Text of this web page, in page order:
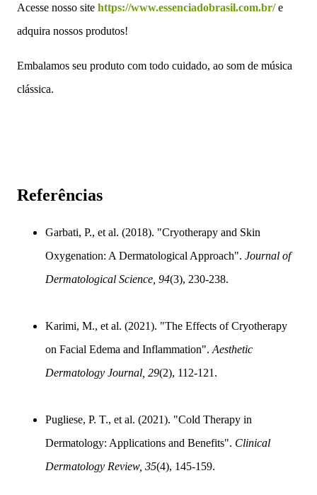
Acesse nosso site https://www.essenciadobrasil.com.br/e
adquira nossos produtos!
Embalamos seu produto com todo cuidado, ao som de música
clássica.
Referências
Garbati, P., et al. (2018). "Cryotherapy and Skin
Oxygenation: A Dermatological Approach". Journal of
Dermatological Science, 94(3), 230-238.
Karimi, M., et al. (2021). "The Effects of Cryotherapy
on Facial Edema and Inflammation". Aesthetic
Dermatology Journal, 29(2), 112-121.
Pugliese, P. T., et al. (2021). "Cold Therapy in
Dermatology: Applications and Benefits". Clinical
Dermatology Review, 35(4), 145-159.